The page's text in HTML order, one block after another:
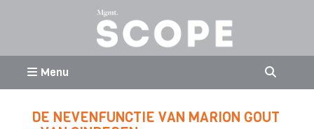
Menu
DE NEVENFUNCTIE VAN MARION GOUT